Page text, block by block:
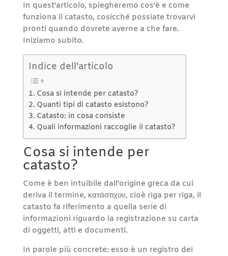
In quest’articolo, spiegheremo cos’è e come
funziona il catasto, cosicché possiate trovarvi
pronti quando dovrete averne a che fare.
Iniziamo subito.
Indice dell'articolo
Cosa si intende per catasto?
Quanti tipi di catasto esistono?
Catasto: in cosa consiste
Quali informazioni raccoglie il catasto?
Cosa si intende per
catasto?
Come è ben intuibile dall’origine greca da cui
deriva il termine, κατάστιχον, cioè riga per riga, il
catasto fa riferimento a quella serie di
informazioni riguardo la registrazione su carta
di oggetti, atti e documenti.
In parole più concrete: esso è un registro dei